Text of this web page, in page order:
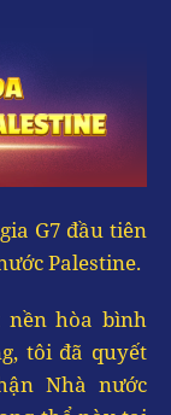
G7 đầu tiên
Palestine.
hòa bình
tôi đã quyết
Nhà nước